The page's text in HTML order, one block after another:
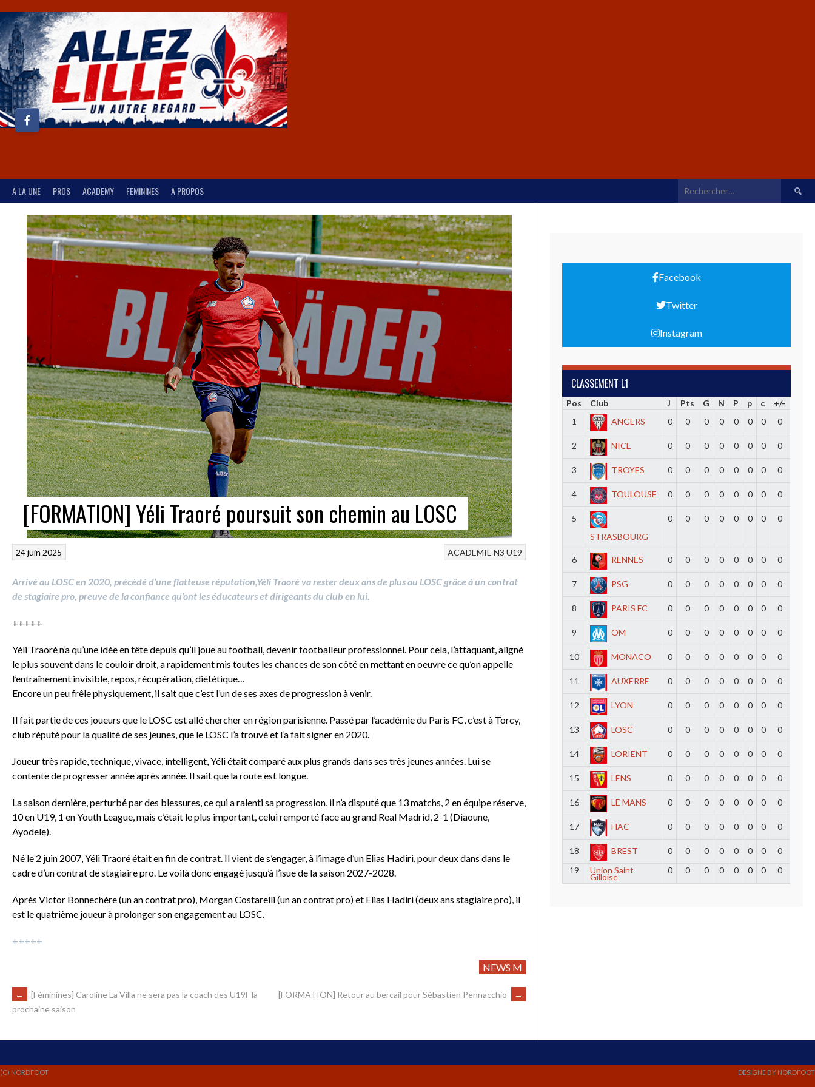
A LA UNE PROS ACADEMY FEMININES A PROPOS
[FORMATION] Yéli Traoré poursuit son chemin au LOSC
ACADEMIE N3 U19
24 juin 2025
Arrivé au LOSC en 2020, précédé d’une flatteuse réputation,Yéli Traoré va rester deux ans de plus au LOSC grâce à un contrat
de stagiaire pro, preuve de la confiance qu’ont les éducateurs et dirigeants du club en lui.
+++++
Yéli Traoré n’a qu’une idée en tête depuis qu’il joue au football, devenir footballeur professionnel. Pour cela, l’attaquant, aligné
le plus souvent dans le couloir droit, a rapidement mis toutes les chances de son côté en mettant en oeuvre ce qu’on appelle
l’entraînement invisible, repos, récupération, diététique…
Encore un peu frêle physiquement, il sait que c’est l’un de ses axes de progression à venir.
Il fait partie de ces joueurs que le LOSC est allé chercher en région parisienne. Passé par l’académie du Paris FC, c’est à Torcy,
club réputé pour la qualité de ses jeunes, que le LOSC l’a trouvé et l’a fait signer en 2020.
Joueur très rapide, technique, vivace, intelligent, Yéli était comparé aux plus grands dans ses très jeunes années. Lui se
contente de progresser année après année. Il sait que la route est longue.
La saison dernière, perturbé par des blessures, ce qui a ralenti sa progression, il n’a disputé que 13 matchs, 2 en équipe réserve,
10 en U19, 1 en Youth League, mais c’était le plus important, celui remporté face au grand Real Madrid, 2-1 (Diaoune,
Ayodele).
Né le 2 juin 2007, Yéli Traoré était en fin de contrat. Il vient de s’engager, à l’image d’un Elias Hadiri, pour deux dans dans le
cadre d’un contrat de stagiaire pro. Le voilà donc engagé jusqu’à l’isue de la saison 2027-2028.
Après Victor Bonnechère (un an contrat pro), Morgan Costarelli (un an contrat pro) et Elias Hadiri (deux ans stagiaire pro), il
est le quatrième joueur à prolonger son engagement au LOSC.
+++++
NEWS M
←
[Féminines] Caroline La Villa ne sera pas la coach des U19F la
prochaine saison
[FORMATION] Retour au bercail pour Sébastien Pennacchio →
Facebook
Twitter
Instagram
CLASSEMENT L1
Pos Club J Pts G N P p c
+/-
1
ANGERS 0 0 0 0 0 0 0 0
2 NICE 0 0 0 0 0 0 0 0
3 TROYES 0 0 0 0 0 0 0 0
4 TOULOUSE 0 0 0 0 0 0 0 0
5
STRASBOURG
0 0 0 0 0 0 0 0
6 RENNES 0 0 0 0 0 0 0 0
7 PSG 0 0 0 0 0 0 0 0
8 PARIS FC 0 0 0 0 0 0 0 0
9 OM 0 0 0 0 0 0 0 0
10 MONACO 0 0 0 0 0 0 0 0
11 AUXERRE 0 0 0 0 0 0 0 0
12 LYON 0 0 0 0 0 0 0 0
13 LOSC 0 0 0 0 0 0 0 0
14 LORIENT 0 0 0 0 0 0 0 0
15 LENS 0 0 0 0 0 0 0 0
16 LE MANS 0 0 0 0 0 0 0 0
17 HAC 0 0 0 0 0 0 0 0
18 BREST 0 0 0 0 0 0 0
0
19
Union Saint
Gilloise
0 0 0 0 0 0 0 0
(C) NORDFOOT DESIGNE BY NORDFOOT